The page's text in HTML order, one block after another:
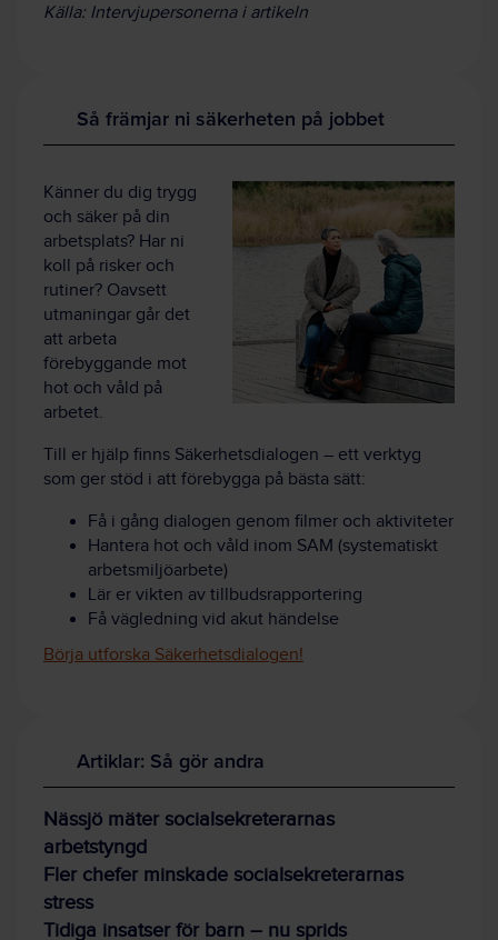
Källa: Intervjupersonerna i artikeln
Så främjar ni säkerheten på jobbet
Känner du dig trygg
och säker på din
arbetsplats? Har ni
koll på risker och
rutiner? Oavsett
utmaningar går det
att arbeta
förebyggande mot
hot och våld på
arbetet.
Till er hjälp finns Säkerhetsdialogen – ett verktyg
som ger stöd i att förebygga på bästa sätt:
Få i gång dialogen genom filmer och aktiviteter
Hantera hot och våld inom SAM (systematiskt
arbetsmiljöarbete)
Lär er vikten av tillbudsrapportering
Få vägledning vid akut händelse
Börja utforska Säkerhetsdialogen!
Artiklar: Så gör andra
Nässjö mäter socialsekreterarnas
arbetstyngd
Fler chefer minskade socialsekreterarnas
stress
Tidiga insatser för barn – nu sprids